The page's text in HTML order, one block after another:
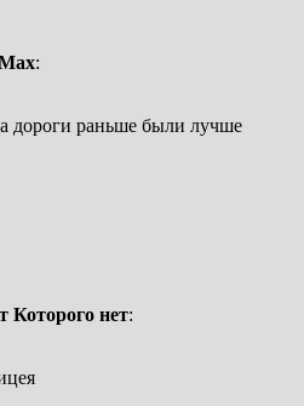
:
дороги раньше были лучше
Которого нет: